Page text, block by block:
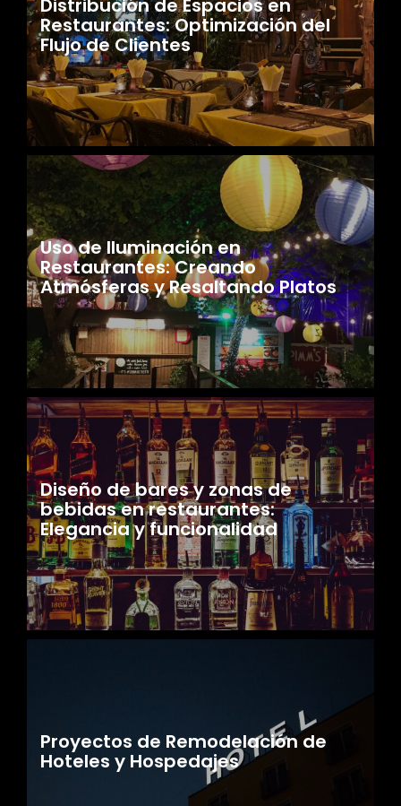
Distribución de Espacios en
Restaurantes: Optimización del
Flujo de Clientes
Uso de Iluminación en
Restaurantes: Creando
Atmósferas y Resaltando Platos
Diseño de bares y zonas de
bebidas en restaurantes:
Elegancia y funcionalidad
Proyectos de Remodelación de
Hoteles y Hospedajes